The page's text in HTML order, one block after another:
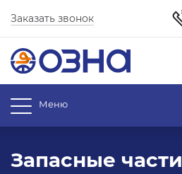
Заказать звонок
Меню
Запасные части